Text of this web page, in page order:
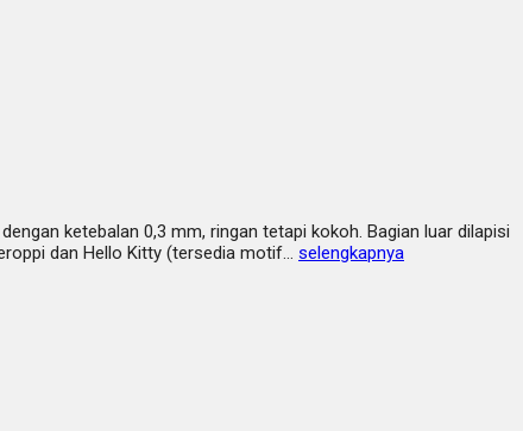
ketebalan 0,3 mm, ringan tetapi kokoh. Bagian luar dilapisi
dan Hello Kitty (tersedia motif… selengkapnya